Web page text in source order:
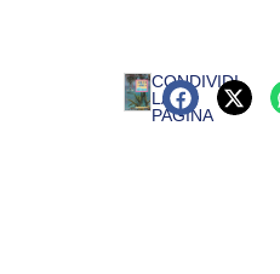
CONDIVIDI
LA
PAGINA